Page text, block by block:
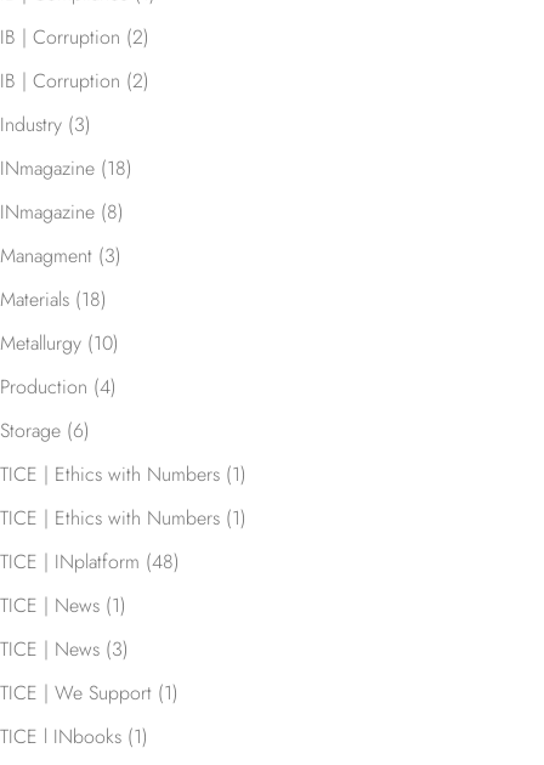
IB | Corruption (2)
IB | Corruption (2)
Industry (3)
INmagazine (18)
INmagazine (8)
Managment (3)
Materials (18)
Metallurgy (10)
Production (4)
Storage (6)
TICE | Ethics with Numbers (1)
TICE | Ethics with Numbers (1)
TICE | INplatform (48)
TICE | News (1)
TICE | News (3)
TICE | We Support (1)
TICE l INbooks (1)